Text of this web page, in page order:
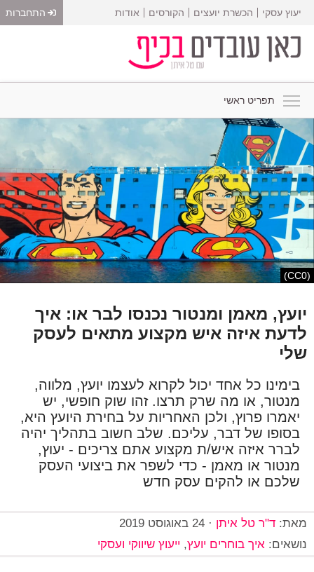
יעוץ עסקי הכשרת יועצים הקורסים אודות התחברות
תפריט ראשי
(CC0)
יועץ, מאמן ומנטור נכנסו לבר או: איך
לדעת איזה איש מקצוע מתאים לעסק
שלי
בימינו כל אחד יכול לקרוא לעצמו יועץ, מלווה,
מנטור, או מה שרק תרצו. זהו שוק חופשי, יש
יאמרו פרוץ, ולכן האחריות על בחירת היועץ היא,
בסופו של דבר, עליכם. שלב חשוב בתהליך יהיה
לברר איזה איש/ת מקצוע אתם צריכים - יעוץ,
מנטור או מאמן - כדי לשפר את ביצועי העסק
שלכם או להקים עסק חדש
מאת: ד"ר טל איתן· 24 באוגוסט 2019
נושאים: איך בוחרים יועץ, ייעוץ שיווקי ועסקי